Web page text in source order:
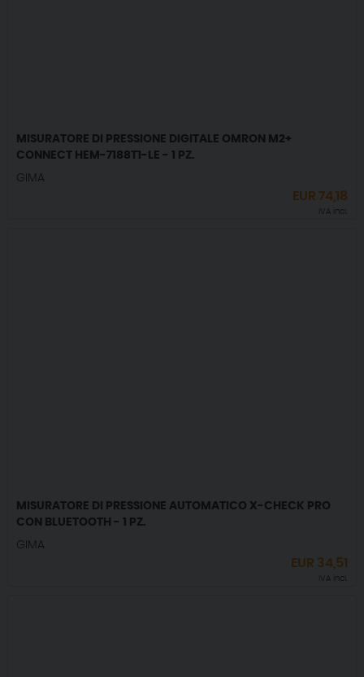
MISURATORE DI PRESSIONE DIGITALE OMRON M2+
CONNECT HEM-7188T1-LE - 1 PZ.
GIMA
EUR74,18
IVA incl.
MISURATORE DI PRESSIONE AUTOMATICO X-CHECK PRO
CON BLUETOOTH - 1 PZ.
GIMA
EUR 34,51
IVA incl.